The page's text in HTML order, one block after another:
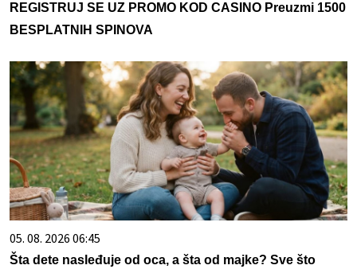
REGISTRUJ SE UZ PROMO KOD CASINO Preuzmi 1500
BESPLATNIH SPINOVA
05. 08. 2026 06:45
Šta dete nasleđuje od oca, a šta od majke? Sve što